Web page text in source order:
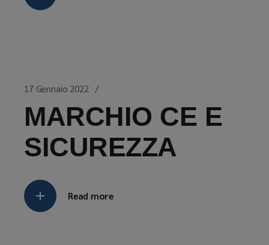
17 Gennaio 2022
MARCHIO CE E
SICUREZZA
Read more